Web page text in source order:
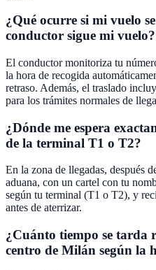
¿Qué ocurre si mi vuelo
conductor sigue mi vuelo?
El conductor monitoriza tu
la hora de recogida
retraso. Además, el traslado
para los trámites normales de
¿Dónde me espera
de la terminal T1 o T2?
En la zona de llegadas, después
aduana, con un cartel con tu
según tu terminal (T1 o T2), y
antes de aterrizar.
¿Cuánto tiempo se tarda
centro de Milán según la